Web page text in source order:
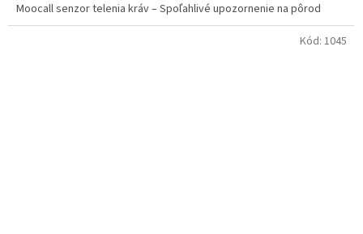
Moocall senzor telenia kráv – Spoľahlivé upozornenie na pôrod
Kód: 1045